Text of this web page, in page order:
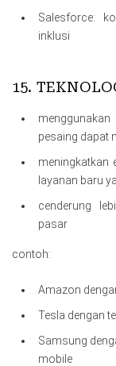
Salesforce:
inklusi
15.
pesaing dapat
meningkatkan
layanan baru
cenderung
pasar
contoh:
Amazon
Tesla dengan
Samsung
mobile